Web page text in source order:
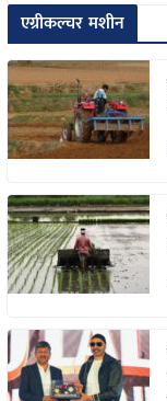
एग्रीकल्चर मशीन